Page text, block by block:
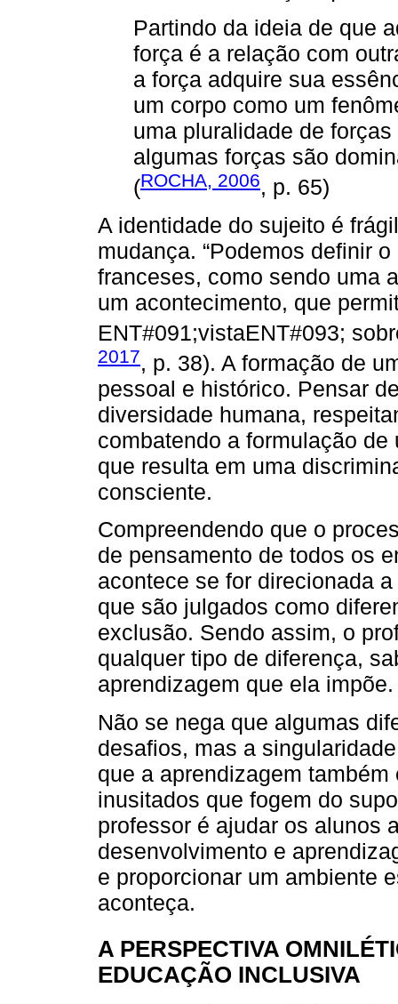
Partindo da ideia de que
força é a relação com
a força adquire sua
um corpo como um
uma pluralidade de
algumas forças são
(ROCHA, 2006, p. 65)
A identidade do sujeito é
mudança. “Podemos definir
franceses, como sendo uma
um acontecimento, que
ENT#091;vistaENT#093;
2017, p. 38). A formação de
pessoal e histórico. Pensar
diversidade humana,
combatendo a formulação
que resulta em uma
consciente.
Compreendendo que o
de pensamento de todos os
acontece se for direcionada
que são julgados como
exclusão. Sendo assim, o
qualquer tipo de diferença,
aprendizagem que ela impõe.
Não se nega que algumas
desafios, mas a
que a aprendizagem
inusitados que fogem do
professor é ajudar os alunos
desenvolvimento e
e proporcionar um ambiente
aconteça.
A PERSPECTIVA
EDUCAÇÃO INCLUSIVA